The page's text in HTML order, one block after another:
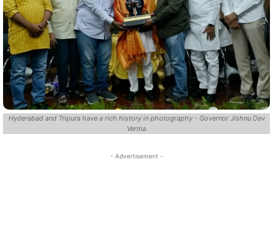
Hyderabad and Tripura have a rich history in photography - Governor Jishnu Dev
Verma
- Advertisement -